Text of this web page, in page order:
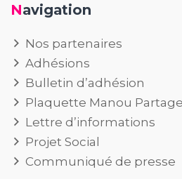
Navigation
Nos partenaires
Adhésions
Bulletin d’adhésion
Plaquette Manou
Lettre d’informations
Projet Social
Communiqué de presse